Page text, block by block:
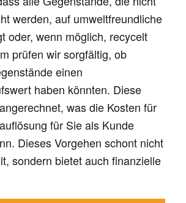
werden, auf umweltfreundliche
oder, wenn möglich, recycelt
prüfen wir sorgfältig, ob
einen
haben könnten. Diese
was die Kosten für
für Sie als Kunde
Dieses Vorgehen schont nicht
sondern bietet auch finanzielle